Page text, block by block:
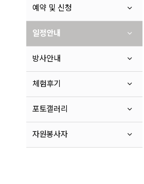
예약 및 신청
일정안내
방사안내
체험후기
포토갤러리
자원봉사자